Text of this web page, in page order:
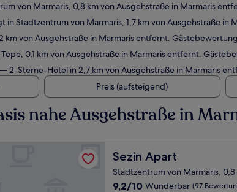
von Marmaris, 0,8 km von Ausgehstraße in Marmaris
in Stadtzentrum von Marmaris, 1,7 km von Ausgehstraße
km von Ausgehstraße in Marmaris entfernt.
0,1 km von Ausgehstraße in Marmaris entfernt.
2-Sterne-Hotel in 2,7 km von Ausgehstraße in Marmaris
Preis (aufsteigend)
nahe Ausgehstraße in
Sezin Apart
Sezin Apart
Stadtzentrum von Marmaris,
9.2
9,2/10 Wunderbar (97